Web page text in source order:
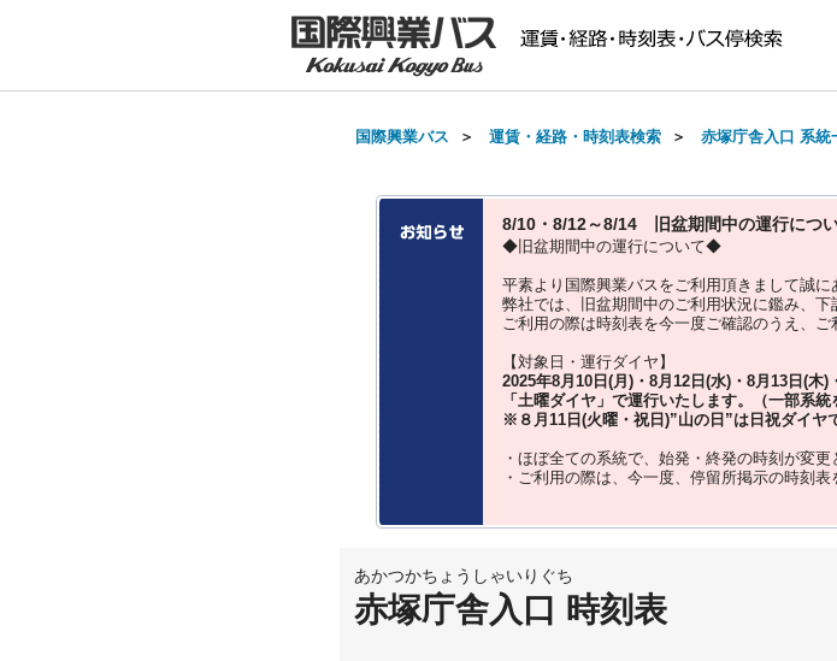
国際興業バス ＞ 運賃・経路・時刻表検索 ＞ 赤塚庁舎入口 系統
8/10・8/12～8/14 旧盆期間中の運行につ
◆旧盆期間中の運行について◆
平素より国際興業バスをご利用頂きまして誠に
弊社では、旧盆期間中のご利用状況に鑑み、下
ご利用の際は時刻表を今一度ご確認のうえ、ご
【対象日・運行ダイヤ】
2025年8月10日(月)・8月12日(水)・8月13日(木)
「土曜ダイヤ」 で運行いたします。（一部系統
※８月11日(火曜・祝日)”山の日 ”は 日祝ダイヤ
・ほぼ全ての系統で、始発・終発の時刻が変更
・ご利用の際は、今一度、 停留所掲示の時刻表
あかつかちょうしゃいりぐち
赤塚庁舎入口 時刻表